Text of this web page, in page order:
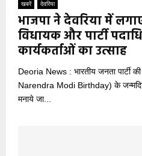
खबरें देवरिया
भाजपा ने देवरिया में
विधायक और पार्टी
कार्यकर्ताओं का उत्साह
Deoria News : भारतीय जनता पार्टी
Narendra Modi Birthday) के जन्मदिन
मनाये जा...